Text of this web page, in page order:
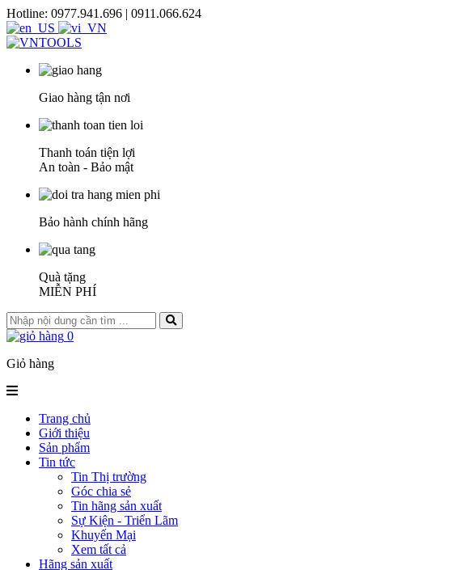
Hotline: 0977.941.696 | 0911.066.624
Giao hàng tận nơi
Thanh toán tiện lợi
An toàn - Bảo mật
Bảo hành chính hãng
Quà tặng
MIỄN PHÍ
0
Giỏ hàng
Trang chủ
Giới thiệu
Sản phẩm
Tin tức
Tin Thị trường
Góc chia sẻ
Tin hãng sản xuất
Sự Kiện - Triển Lãm
Khuyến Mại
Xem tất cả
Hãng sản xuất